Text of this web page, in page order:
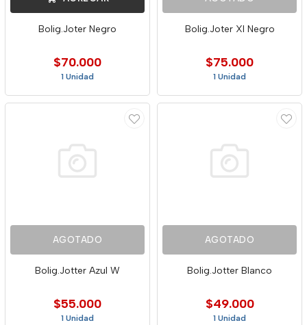
Bolig.Joter Negro
$70.000
1 Unidad
Bolig.Joter Xl Negro
$75.000
1 Unidad
AGOTADO
Bolig.Jotter Azul W
$55.000
1 Unidad
AGOTADO
Bolig.Jotter Blanco
$49.000
1 Unidad